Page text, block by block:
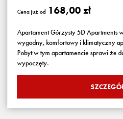
Cena już od 168,00 zł
Apartament Górzysty 5D Apartments
wygodny, komfortowy i klimatyczny
Pobyt w tym apartamencie sprawi że
wypoczęty.